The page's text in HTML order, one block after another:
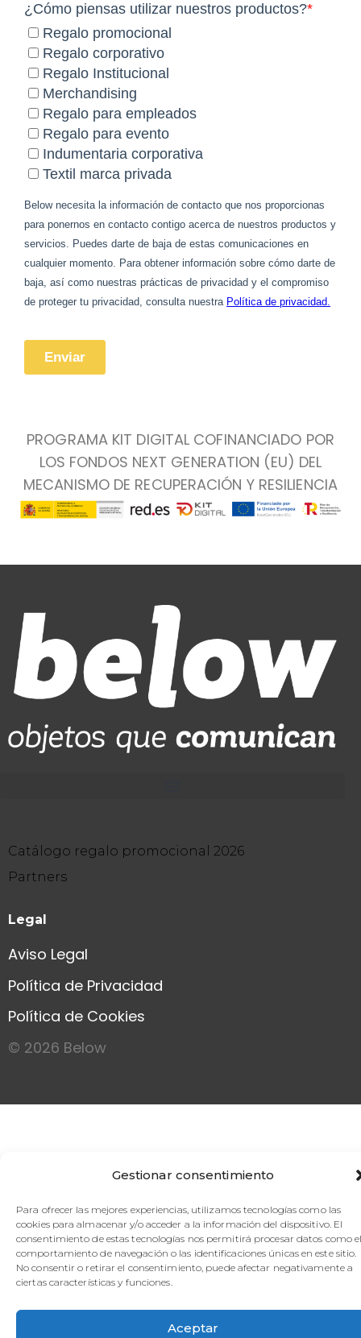
Gestionar consentimiento
Para ofrecer las mejores experiencias, utilizamos tecnologías como las
cookies para almacenar y/o acceder a la información del dispositivo. El
consentimiento de estas tecnologías nos permitirá procesar datos como
comportamiento de navegación o las identificaciones únicas en este sitio.
No consentir o retirar el consentimiento, puede afectar negativamente a
ciertas características y funciones.
Aceptar
PROGRAMA KIT DIGITAL COFINANCIADO POR
LOS FONDOS NEXT GENERATION (EU) DEL
MECANISMO DE RECUPERACIÓN Y RESILIENCIA
Catálogo regalo promocional 2026
Partners
Legal
Aviso Legal
Política de Privacidad
Política de Cookies
© 2026 Below